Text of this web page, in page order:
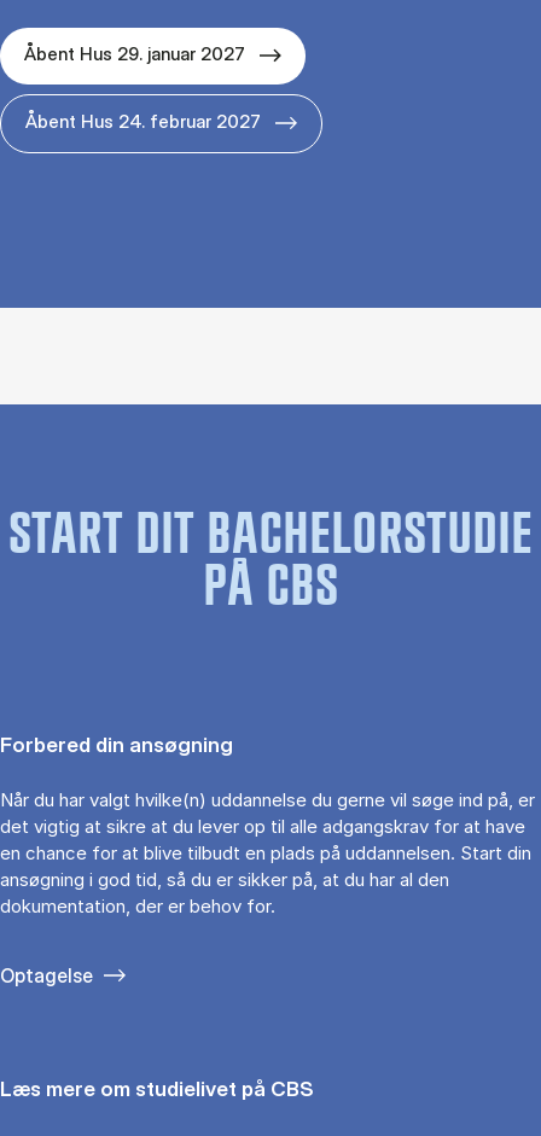
Åbent Hus 29. januar 2027
Åbent Hus 24. februar 2027
START DIT BACHELORSTUDIE
PÅ CBS
Forbered din ansøgning
Når du har valgt hvilke(n) uddannelse du gerne vil søge ind på, er
det vigtig at sikre at du lever op til alle adgangskrav for at have
en chance for at blive tilbudt en plads på uddannelsen. Start din
ansøgning i god tid, så du er sikker på, at du har al den
dokumentation, der er behov for.
Optagelse
Læs mere om studielivet på CBS